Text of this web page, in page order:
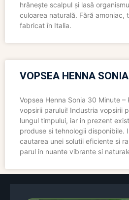
hrănește scalpul și lasă
culoarea naturală. Fără amoniac,
fabricat în Italia.
VOPSEA HENNA
Vopsea Henna Sonia 30 Minute –
vopsirii parului! Industria vopsirii
lungul timpului, iar in prezent
produse si tehnologii disponibile.
cautarea unei solutii eficiente si
parul in nuante vibrante si